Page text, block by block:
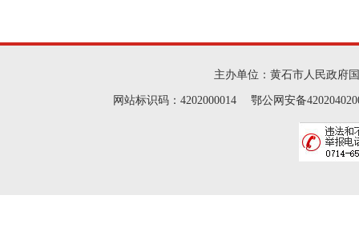
主办单位：黄石市人民政府
网站标识码：4202000014 鄂公网安备